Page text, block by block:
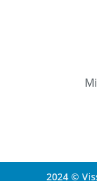
2024 ©